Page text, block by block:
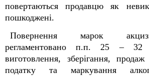
повертаються продавцю як
пошкоджені.
Повернення марок
регламентовано п.п. 25 – 32
виготовлення, зберігання,
податку та маркування